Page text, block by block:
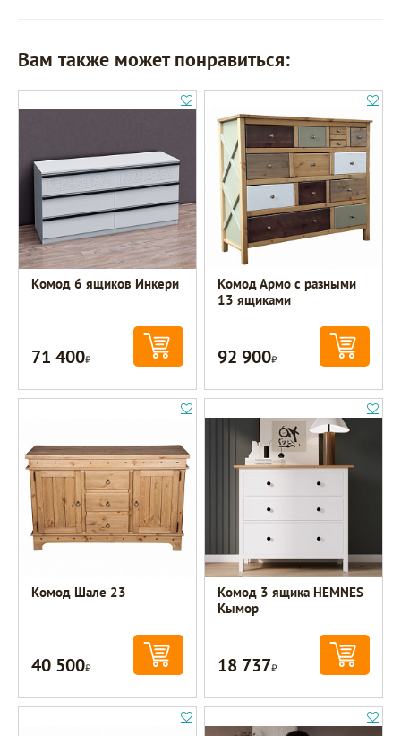
Вам также может понравиться:
Комод 6 ящиков Инкери
71 400Р
Комод Армо с разными
13 ящиками
92 900Р
Комод Шале 23
40 500Р
Комод 3 ящика HEMNES
Кымор
18 737Р